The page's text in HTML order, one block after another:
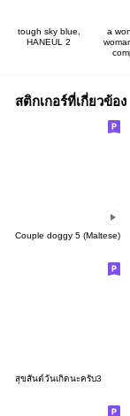
tough sky blue,
HANEUL 2
a
สติกเกอร์ที่เกี่ยวข้อง
Couple doggy 5 (Maltese)
สุขสันต์วันเกิดนะครับ3